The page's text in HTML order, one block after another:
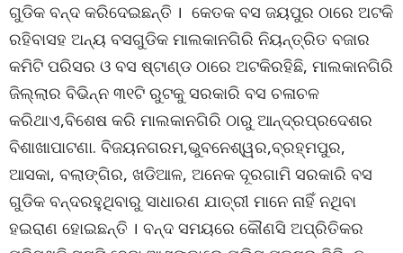
ଗୁଡିକ ବନ୍ଦ କରିଦେଇଛନ୍ତି । କେତକ ବସ ଜୟପୁର ଠାରେ ଅଟକି
ରହିବାସହ ଅନ୍ୟ ବସଗୁଡିକ ମାଲକାନଗିରି ନିୟନ୍ତ୍ରିତ ବଜାର
କମିଟି ପରିସର ଓ ବସ ଷ୍ଟାଣ୍ଡ ଠାରେ ଅଟକିରହିଛି, ମାଲକାନଗିରି
ଜିଲ୍ଲାର ବିଭିନ୍ନ ୩୧ଟି ରୁଟକୁ ସରକାରି ବସ ଚଳାଚଳ
କରିଥାଏ,ବିଶେଷ କରି ମାଲକାନଗିରି ଠାରୁ ଆନ୍ଦ୍ରପ୍ରଦେଶର
ବିଶାଖାପାଟଣା. ବିଜୟନଗରମ,ଭୁବନେଶ୍ୱର,ବ୍ରହ୍ମପୁର,
ଆସକା, ବଲାଙ୍ଗିର, ଖଡିଆଳ, ଅନେକ ଦୂରଗାମି ସରକାରି ବସ
ଗୁଡିକ ବନ୍ଦରହୁଥିବାରୁ ସାଧାରଣ ଯାତ୍ରୀ ମାନେ ନାହିଁ ନଥିବା
ହଇରାଣ ହୋଇଛନ୍ତି । ବନ୍ଦ ସମୟରେ କୌଣସି ଅପ୍ରିତିକର